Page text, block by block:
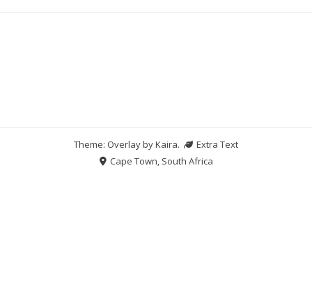
Theme: Overlay byKaira.
Extra Text
Cape Town, South Africa